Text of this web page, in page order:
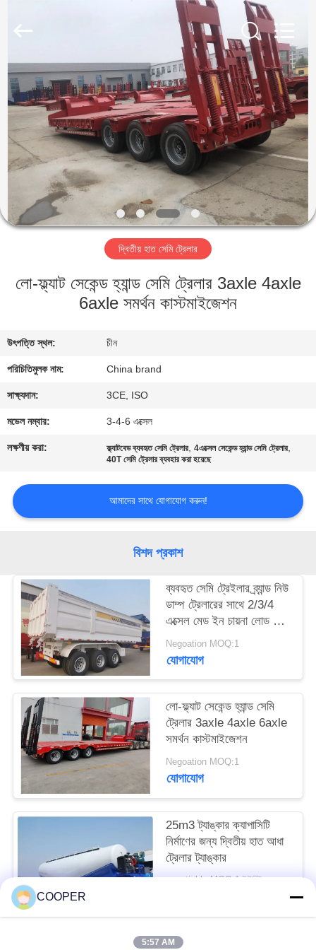
বাড়ি
পণ্য
আমাদের
সম্পর্কে
কারখানা
যোগাযোগ
করুন
উদ্ধৃতির
আবেদন
গোপনীয়তা
নীতি
CO.,
LTD..
Reserved.
দ্বিতীয় হাত সেমি ট্রেলার
লো-ফ্ল্যাট সেকেন্ড হ্যান্ড সেমি ট্রেলার 3axle 4axle
6axle সমর্থন কাস্টমাইজেশন
উৎপত্তি স্থল: চীন
পরিচিতিমুলক নাম: China brand
সাক্ষ্যদান: 3CE, ISO
মডেল নম্বার: 3-4-6 এক্সেল
লক্ষণীয় করা: ফ্ল্যাটবেড ব্যবহৃত সেমি ট্রেলার,4এক্সেল সেকেন্ড হ্যান্ড সেমি ট্রেলার,
40T সেমি ট্রেলার ব্যবহার করা হয়েছে
আমাদের সাথে যোগাযোগ করুন!
বিশদ প্রকাশ
ব্যবহৃত সেমি ট্রেইলার ব্র্যান্ড নিউ
ডাম্প ট্রেলারের সাথে 2/3/4
এক্সেল মেড ইন চায়না লোড 60
টন
Negoation MOQ:1
যোগাযোগ
লো-ফ্ল্যাট সেকেন্ড হ্যান্ড সেমি
ট্রেলার 3axle 4axle 6axle
সমর্থন কাস্টমাইজেশন
Negoation MOQ:1
যোগাযোগ
25m3 ট্যাঙ্কার ক্যাপাসিটি
নির্মাণের জন্য দ্বিতীয় হাত আধা
ট্রেলার ট্যাঙ্কার
negotiable MOQ:1 ইউনিট
COOPER
5:57 AM